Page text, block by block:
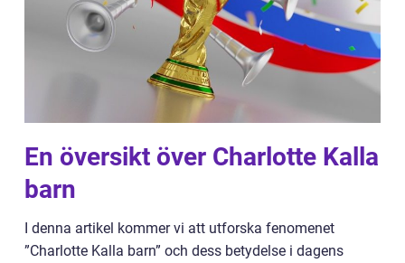
En översikt över Charlotte Kalla
barn
I denna artikel kommer vi att utforska fenomenet
”Charlotte Kalla barn” och dess betydelse i dagens